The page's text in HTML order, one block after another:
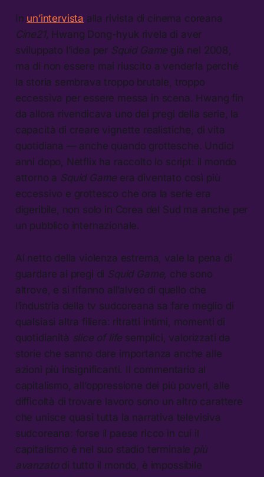
In un’intervista alla rivista di cinema coreana
Cine21, Hwang Dong-hyuk rivela di aver
sviluppato l’idea per Squid Game già nel 2008,
ma di non essere mai riuscito a venderla perché
la storia sembrava troppo brutale, troppo
eccessiva per essere messa in scena. Hwang fin
da allora rivendicava uno dei pregi della serie, la
capacità di creare vignette realistiche, di vita
quotidiana — anche quando grottesche. Undici
anni dopo, Netflix ha raccolto lo script: il mondo
attorno a Squid Game era diventato così più
eccessivo e grottesco che ora la serie era
digeribile, non solo in Corea del Sud ma anche per
un pubblico internazionale.
Al netto della violenza estrema, vale la pena di
guardare ai pregi di Squid Game, che sono
altrove, e si rifanno all’alveo di quello che
l’industria della tv sudcoreana sa fare meglio di
qualsiasi altra filiera: ritratti intimi, momenti di
quotidianità slice of life semplici, valorizzati da
storie che sanno dare importanza anche alle
azioni più insignificanti. Il commentario al
capitalismo, all’oppressione dei più poveri, alle
difficoltà di trovare lavoro sono un altro carattere
che unisce quasi tutta la narrativa televisiva
sudcoreana: forse il paese ricco in cui il
capitalismo è nel suo stadio terminale più
avanzato di tutto il mondo, è impossibile